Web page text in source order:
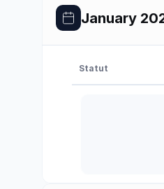
January
Statut